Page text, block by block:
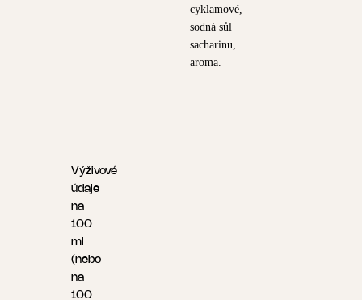
cyklamové,
sodná sůl
sacharinu,
aroma.
Výživové
údaje
na
100
ml
(nebo
na
100